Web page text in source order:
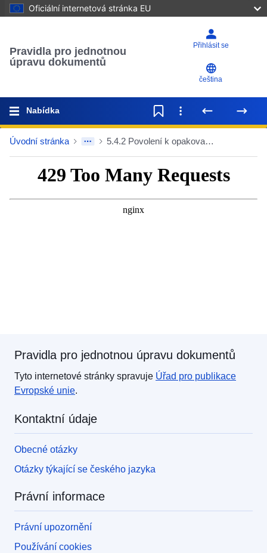
Oficiální internetová stránka EU
Pravidla pro jednotnou
úpravu dokumentů
Přihlásit se
čeština
Nabídka
Úvodní stránka 5.4.2 Povolení k opakovanému použití a podmínky opakovaného použití
Pravidla pro jednotnou úpravu dokumentů
Tyto internetové stránky spravuje Úřad pro publikace
Evropské unie.
Kontaktní údaje
Obecné otázky
Otázky týkající se českého jazyka
Právní informace
Právní upozornění
Používání cookies